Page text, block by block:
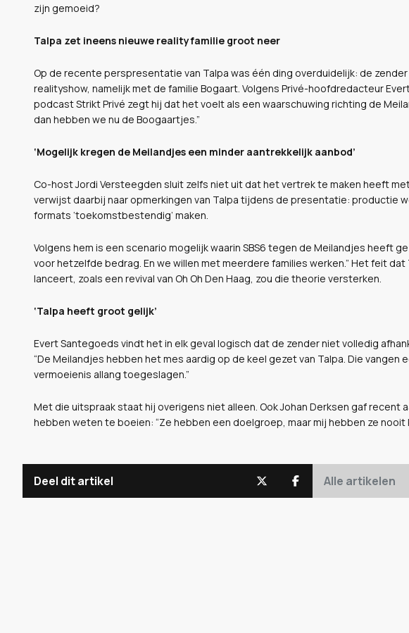
zijn gemoeid?
Talpa zet ineens nieuwe realityfamilie groot neer
Op de recente perspresentatie van Talpa was één ding overduidelijk: de
realityshow, namelijk met de familie Bogaart. Volgens Privé-hoofdredacteur
podcast Strikt Privé zegt hij dat het voelt als een waarschuwing richting de
dan hebben we nu de Boogaartjes.”
‘Mogelijk kregen de Meilandjes een minder aantrekkelijk aanbod’
Co-host Jordi Versteegden sluit zelfs niet uit dat het vertrek te maken heeft met
verwijst daarbij naar opmerkingen van Talpa tijdens de presentatie: productie
formats ‘toekomstbestendig’ maken.
Volgens hem is een scenario mogelijk waarin SBS6 tegen de Meilandjes heeft
voor hetzelfde bedrag. En we willen met meerdere families werken.” Het feit dat
lanceert, zoals een revival van Oh Oh Den Haag, zou die theorie versterken.
‘Talpa heeft groot gelijk’
Evert Santegoeds vindt het in elk geval logisch dat de zender niet volledig
“De Meilandjes hebben het mes aardig op de keel gezet van Talpa. Die vangen
vermoeienis allang toegeslagen.”
Met die uitspraak staat hij overigens niet alleen. Ook Johan Derksen gaf recent
hebben weten te boeien: “Ze hebben een doelgroep, maar mij hebben ze nooit
Deel dit artikel Alle artikelen